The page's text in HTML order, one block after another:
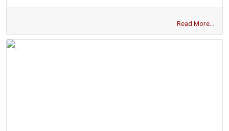
Read More...